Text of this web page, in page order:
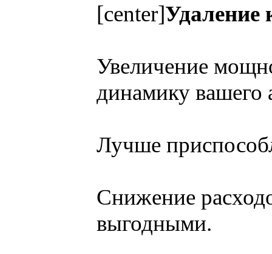
[center]Удаление
Увеличение
динамику вашего
Лучше
Снижение
выгодными.